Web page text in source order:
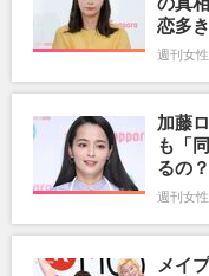
恋多
週刊女
加藤
も「
るの
週刊女
メイ